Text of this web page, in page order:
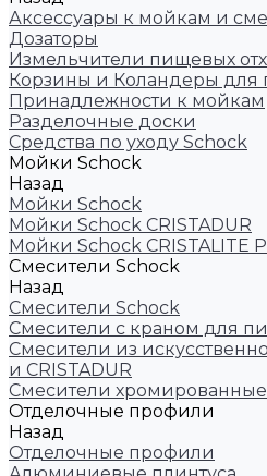
Аксессуары к мойкам и
Дозаторы
Измельчители пищевых
Корзины и Коландеры для
Принадлежности к мойкам
Разделочные доски
Средства по уходу Schock
Мойки Schock
Назад
Мойки Schock
Мойки Schock CRISTADUR
Мойки Schock CRISTALITE
Смесители Schock
Назад
Смесители Schock
Cмесители с краном для
Смесители из
и CRISTADUR
Смесители
Отделочные профили
Назад
Отделочные профили